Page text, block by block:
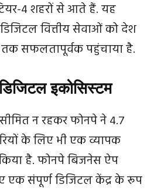
4 शहरों से आते हैं. यह
वित्तीय सेवाओं को देश
सफलतापूर्वक पहुंचाया है.
डिजिटल इकोसिस्टम
न रहकर फोनपे ने 4.7
के लिए भी एक व्यापक
किया है. फोनपे बिजनेस ऐप
एक संपूर्ण डिजिटल केंद्र के रूप